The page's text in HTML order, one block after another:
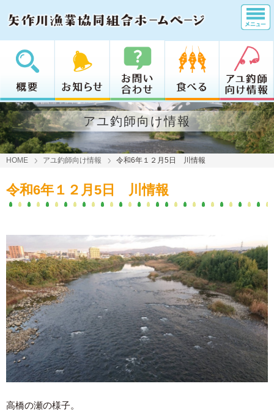
アユ釣師向け情報
HOME アユ釣師向け情報 令和6年１２月5日 川情報
令和6年１２月5日 川情報
高橋の瀬の様子。